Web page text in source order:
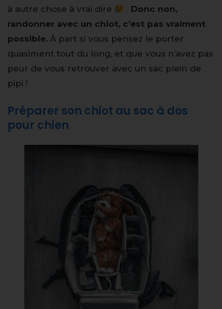
à autre chose à vrai dire
. Donc non,
randonner avec un chiot, c’est pas vraiment
possible. À part si vous pensez le porter
quasiment tout du long, et que vous n’avez pas
peur de vous retrouver avec un sac plein de
pipi !
Préparer son chiot au sac à dos
pour chien